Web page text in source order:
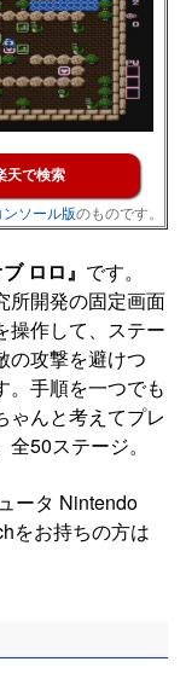
天で検索
ソール版のものです。
ロロ』 です。
所開発の固定画面
操作して、ステー
の攻撃を避けつ
。手順を一つでも
ゃんと考えてプレ
50ステージ。
ータ Nintendo
をお持ちの方は